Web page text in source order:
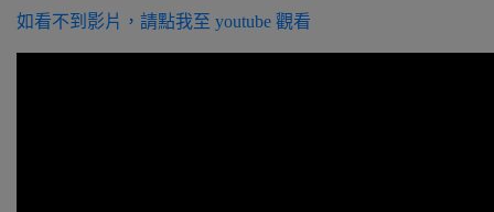
如看不到影片，請點我至 youtube 觀看